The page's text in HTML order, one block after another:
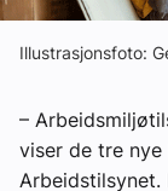
Nyheter
Illustrasjonsfoto:
–
viser de tre
Arbeidstilsynet.